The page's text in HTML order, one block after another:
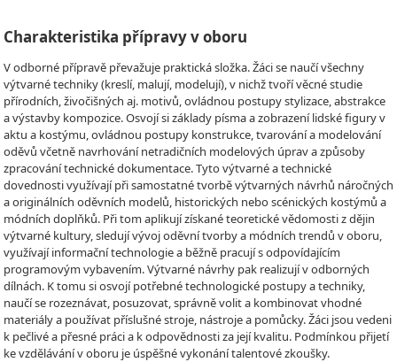
Charakteristika přípravy v oboru
V odborné přípravě převažuje praktická složka. Žáci se naučí všechny
výtvarné techniky (kreslí, malují, modelují), v nichž tvoří věcné studie
přírodních, živočišných aj. motivů, ovládnou postupy stylizace, abstrakce
a výstavby kompozice. Osvojí si základy písma a zobrazení lidské figury v
aktu a kostýmu, ovládnou postupy konstrukce, tvarování a modelování
oděvů včetně navrhování netradičních modelových úprav a způsoby
zpracování technické dokumentace. Tyto výtvarné a technické
dovednosti využívají při samostatné tvorbě výtvarných návrhů náročných
a originálních oděvních modelů, historických nebo scénických kostýmů a
módních doplňků. Při tom aplikují získané teoretické vědomosti z dějin
výtvarné kultury, sledují vývoj oděvní tvorby a módních trendů v oboru,
využívají informační technologie a běžně pracují s odpovídajícím
programovým vybavením. Výtvarné návrhy pak realizují v odborných
dílnách. K tomu si osvojí potřebné technologické postupy a techniky,
naučí se rozeznávat, posuzovat, správně volit a kombinovat vhodné
materiály a používat příslušné stroje, nástroje a pomůcky. Žáci jsou vedeni
k pečlivé a přesné práci a k odpovědnosti za její kvalitu. Podmínkou přijetí
ke vzdělávání v oboru je úspěšné vykonání talentové zkoušky.